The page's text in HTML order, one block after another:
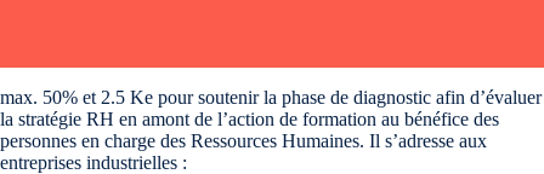
max. 50% et 2.5 Ke pour soutenir la phase de diagnostic afin d’évaluer
la stratégie RH en amont de l’action de formation au bénéfice des
personnes en charge des Ressources Humaines. Il s’adresse aux
entreprises industrielles :